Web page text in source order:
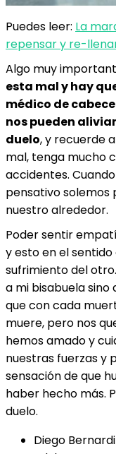
Puedes leer: La
repensar y re-
Algo muy
esta mal y hay
médico de
nos pueden
duelo, y recuerde
mal, tenga mucho
accidentes.
pensativo solemos
nuestro alrededor.
Poder sentir
y esto en el
sufrimiento del
a mi bisabuela
que con cada
muere, pero nos
hemos amado y
nuestras fuerzas y
sensación de que
haber hecho más.
duelo.
Diego